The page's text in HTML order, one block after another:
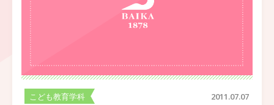
こども教育学科 2011.07.07